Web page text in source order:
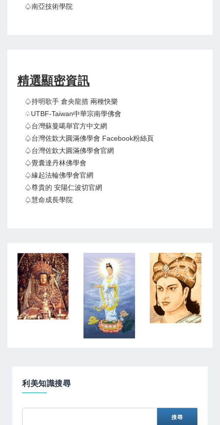
♤南亞技術學院
精選顯密資訊
♤持明歌手 倉央龍措 兩種快樂
♤UTBF-Taiwan中華宗南學佛會
♤台灣蘇曼噶舉官方中文網
♤台灣佐欽大圓滿佛學會 Facebook粉絲頁
♤台灣佐欽大圓滿佛學會官網
♤覺囊達丹林佛學會
♤緣起法輪佛學會官網
♤尊貴的 安陽仁波切官網
♤慧命成長學院
利美知識搜尋